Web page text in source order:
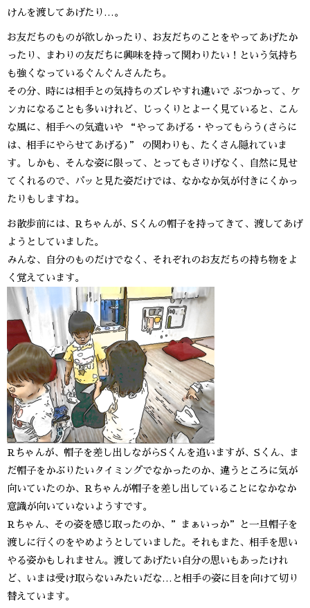
けんを渡してあげたり…。
お友だちのものが欲しかったり、お友だちのことをやってあげたか
ったり、まわりの友だちに興味を持って関わりたい！という気持ち
も強くなっているぐんぐんさんたち。
その分、時には相手との気持ちのズレやすれ違いで ぶつかって、ケ
ンカになることも多いけれど、じっくりとよーく見ていると、こん
な風に、相手への気遣いや “やってあげる・やってもらう(さらに
は、相手にやらせてあげる)” の関わりも、たくさん隠れていま
す。しかも、そんな姿に限って、とってもさりげなく、自然に見せ
てくれるので、パッと見た姿だけでは、なかなか気が付きにくかっ
たりもしますね。
お散歩前には、Rちゃんが、Sくんの帽子を持ってきて、渡してあげ
ようとしていました。
みんな、自分のものだけでなく、それぞれのお友だちの持ち物をよ
く覚えています。
Rちゃんが、帽子を差し出しながらSくんを追いますが、Sくん、ま
だ帽子をかぶりたいタイミングでなかったのか、違うところに気が
向いていたのか、Rちゃんが帽子を差し出していることになかなか
意識が向いていないようすです。
Rちゃん、その姿を感じ取ったのか、”まぁいっか”と一旦帽子を
渡しに行くのをやめようとしていました。それもまた、相手を思い
やる姿かもしれません。渡してあげたい自分の思いもあったけれ
ど、いまは受け取らないみたいだな…と相手の姿に目を向けて切り
替えています。